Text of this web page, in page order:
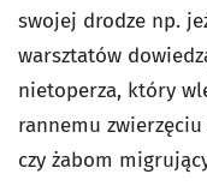
swojej drodze np.
warsztatów
nietoperza, który
rannemu
czy żabom